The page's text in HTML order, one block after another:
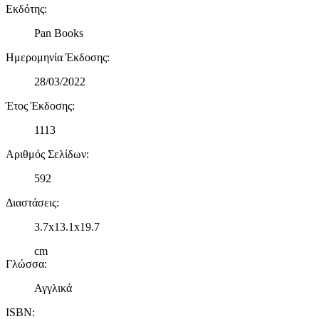
Εκδότης:
Pan Books
Ημερομηνία Έκδοσης:
28/03/2022
Έτος Έκδοσης:
1113
Αριθμός Σελίδων:
592
Διαστάσεις:
3.7x13.1x19.7
cm
Γλώσσα:
Αγγλικά
ISBN: